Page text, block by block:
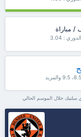
/ مباراة
: 3.04
سلتيك خلال الموسم الحالي